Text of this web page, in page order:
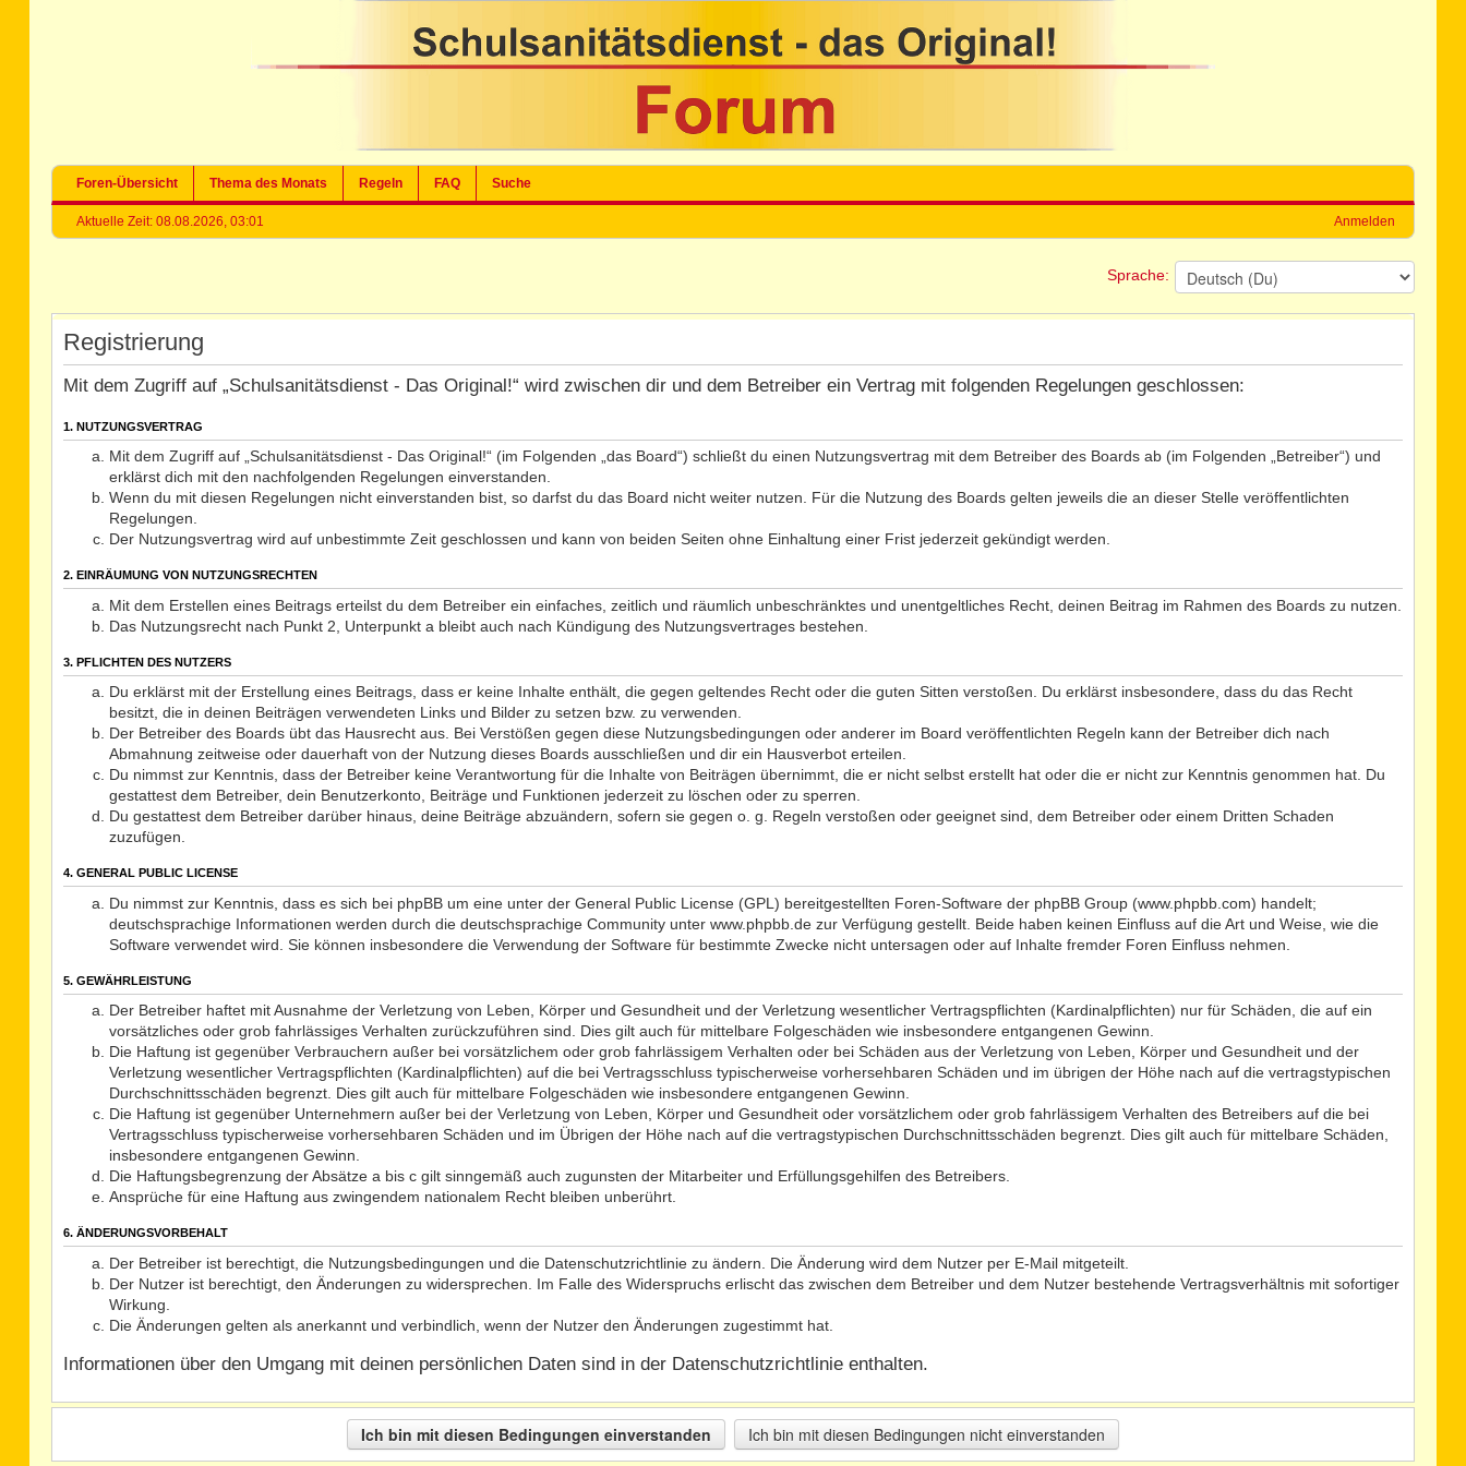
Foren-Übersicht Thema des Monats Regeln FAQ Suche
Aktuelle Zeit: 08.08.2026, 03:01 Anmelden
Sprache:
Registrierung
Mit dem Zugriff auf „Schulsanitätsdienst - Das Original!“ wird zwischen dir und dem Betreiber ein Vertrag mit folgenden Regelungen geschlossen:
1. NUTZUNGSVERTRAG
Mit dem Zugriff auf „Schulsanitätsdienst - Das Original!“ (im Folgenden „das Board“) schließt du einen Nutzungsvertrag mit dem Betreiber des Boards ab (im Folgenden „Betreiber“) und
erklärst dich mit den nachfolgenden Regelungen einverstanden.
Wenn du mit diesen Regelungen nicht einverstanden bist, so darfst du das Board nicht weiter nutzen. Für die Nutzung des Boards gelten jeweils die an dieser Stelle veröffentlichten
Regelungen.
Der Nutzungsvertrag wird auf unbestimmte Zeit geschlossen und kann von beiden Seiten ohne Einhaltung einer Frist jederzeit gekündigt werden.
2. EINRÄUMUNG VON NUTZUNGSRECHTEN
Mit dem Erstellen eines Beitrags erteilst du dem Betreiber ein einfaches, zeitlich und räumlich unbeschränktes und unentgeltliches Recht, deinen Beitrag im Rahmen des Boards zu nutzen.
Das Nutzungsrecht nach Punkt 2, Unterpunkt a bleibt auch nach Kündigung des Nutzungsvertrages bestehen.
3. PFLICHTEN DES NUTZERS
Du erklärst mit der Erstellung eines Beitrags, dass er keine Inhalte enthält, die gegen geltendes Recht oder die guten Sitten verstoßen. Du erklärst insbesondere, dass du das Recht
besitzt, die in deinen Beiträgen verwendeten Links und Bilder zu setzen bzw. zu verwenden.
Der Betreiber des Boards übt das Hausrecht aus. Bei Verstößen gegen diese Nutzungsbedingungen oder anderer im Board veröffentlichten Regeln kann der Betreiber dich nach
Abmahnung zeitweise oder dauerhaft von der Nutzung dieses Boards ausschließen und dir ein Hausverbot erteilen.
Du nimmst zur Kenntnis, dass der Betreiber keine Verantwortung für die Inhalte von Beiträgen übernimmt, die er nicht selbst erstellt hat oder die er nicht zur Kenntnis genommen hat. Du
gestattest dem Betreiber, dein Benutzerkonto, Beiträge und Funktionen jederzeit zu löschen oder zu sperren.
Du gestattest dem Betreiber darüber hinaus, deine Beiträge abzuändern, sofern sie gegen o. g. Regeln verstoßen oder geeignet sind, dem Betreiber oder einem Dritten Schaden
zuzufügen.
4. GENERAL PUBLIC LICENSE
Du nimmst zur Kenntnis, dass es sich bei phpBB um eine unter der General Public License (GPL) bereitgestellten Foren-Software der phpBB Group (www.phpbb.com) handelt;
deutschsprachige Informationen werden durch die deutschsprachige Community unter www.phpbb.de zur Verfügung gestellt. Beide haben keinen Einfluss auf die Art und Weise, wie die
Software verwendet wird. Sie können insbesondere die Verwendung der Software für bestimmte Zwecke nicht untersagen oder auf Inhalte fremder Foren Einfluss nehmen.
5. GEWÄHRLEISTUNG
Der Betreiber haftet mit Ausnahme der Verletzung von Leben, Körper und Gesundheit und der Verletzung wesentlicher Vertragspflichten (Kardinalpflichten) nur für Schäden, die auf ein
vorsätzliches oder grob fahrlässiges Verhalten zurückzuführen sind. Dies gilt auch für mittelbare Folgeschäden wie insbesondere entgangenen Gewinn.
Die Haftung ist gegenüber Verbrauchern außer bei vorsätzlichem oder grob fahrlässigem Verhalten oder bei Schäden aus der Verletzung von Leben, Körper und Gesundheit und der
Verletzung wesentlicher Vertragspflichten (Kardinalpflichten) auf die bei Vertragsschluss typischerweise vorhersehbaren Schäden und im übrigen der Höhe nach auf die vertragstypischen
Durchschnittsschäden begrenzt. Dies gilt auch für mittelbare Folgeschäden wie insbesondere entgangenen Gewinn.
Die Haftung ist gegenüber Unternehmern außer bei der Verletzung von Leben, Körper und Gesundheit oder vorsätzlichem oder grob fahrlässigem Verhalten des Betreibers auf die bei
Vertragsschluss typischerweise vorhersehbaren Schäden und im Übrigen der Höhe nach auf die vertragstypischen Durchschnittsschäden begrenzt. Dies gilt auch für mittelbare Schäden,
insbesondere entgangenen Gewinn.
Die Haftungsbegrenzung der Absätze a bis c gilt sinngemäß auch zugunsten der Mitarbeiter und Erfüllungsgehilfen des Betreibers.
Ansprüche für eine Haftung aus zwingendem nationalem Recht bleiben unberührt.
6. ÄNDERUNGSVORBEHALT
Der Betreiber ist berechtigt, die Nutzungsbedingungen und die Datenschutzrichtlinie zu ändern. Die Änderung wird dem Nutzer per E-Mail mitgeteilt.
Der Nutzer ist berechtigt, den Änderungen zu widersprechen. Im Falle des Widerspruchs erlischt das zwischen dem Betreiber und dem Nutzer bestehende Vertragsverhältnis mit sofortiger
Wirkung.
Die Änderungen gelten als anerkannt und verbindlich, wenn der Nutzer den Änderungen zugestimmt hat.
Informationen über den Umgang mit deinen persönlichen Daten sind in der Datenschutzrichtlinie enthalten.